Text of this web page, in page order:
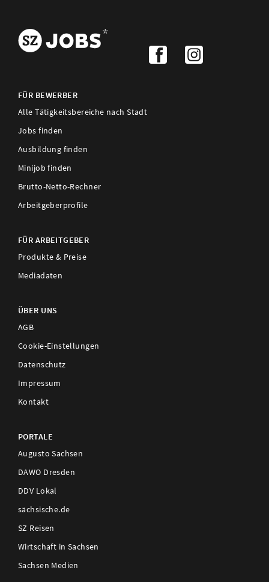
FÜR BEWERBER
Alle Tätigkeitsbereiche nach Stadt
Jobs finden
Ausbildung finden
Minijob finden
Brutto-Netto-Rechner
Arbeitgeberprofile
FÜR ARBEITGEBER
Produkte & Preise
Mediadaten
ÜBER UNS
AGB
Cookie-Einstellungen
Datenschutz
Impressum
Kontakt
PORTALE
Augusto Sachsen
DAWO Dresden
DDV Lokal
sächsische.de
SZ Reisen
Wirtschaft in Sachsen
Sachsen Medien